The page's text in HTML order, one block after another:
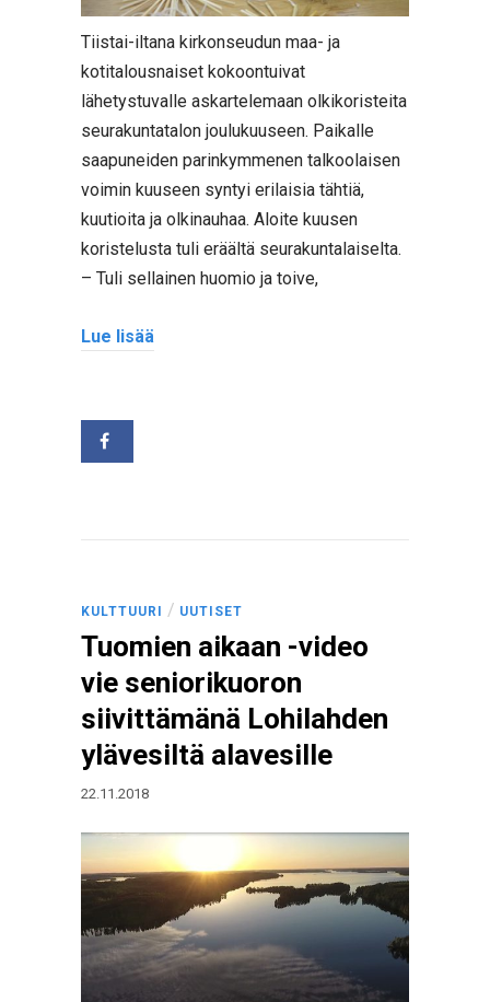
Tiistai-iltana kirkonseudun maa- ja
kotitalousnaiset kokoontuivat
lähetystuvalle askartelemaan olkikoristeita
seurakuntatalon joulukuuseen. Paikalle
saapuneiden parinkymmenen talkoolaisen
voimin kuuseen syntyi erilaisia tähtiä,
kuutioita ja olkinauhaa. Aloite kuusen
koristelusta tuli eräältä seurakuntalaiselta.
– Tuli sellainen huomio ja toive,
Lue lisää
KULTTUURI / UUTISET
Tuomien aikaan -video
vie seniorikuoron
siivittämänä Lohilahden
ylävesiltä alavesille
22.11.2018